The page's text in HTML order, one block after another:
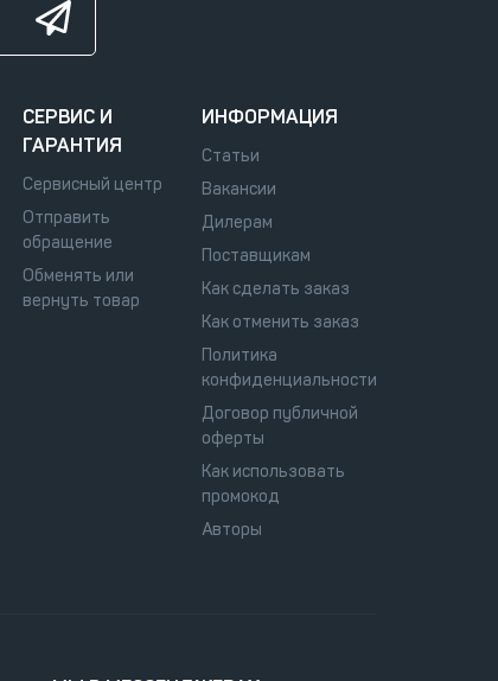
СЕРВИС И
ГАРАНТИЯ
Сервисный центр
Отправить
обращение
Обменять или
вернуть товар
ИНФОРМАЦИЯ
Статьи
Вакансии
Дилерам
Поставщикам
Как сделать заказ
Как отменить заказ
Политика
конфиденциальности
Договор публичной
оферты
Как использовать
промокод
Авторы